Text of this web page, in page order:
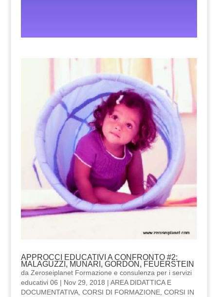
APPROCCI EDUCATIVI A CONFRONTO #2:
MALAGUZZI, MUNARI, GORDON, FEUERSTEIN
da Zeroseiplanet Formazione e consulenza per i servizi
educativi 06 | Nov 29, 2018 | AREA DIDATTICA E
DOCUMENTATIVA, CORSI DI FORMAZIONE, CORSI IN